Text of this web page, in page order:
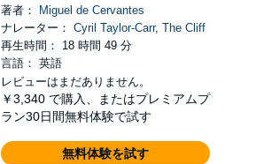
著者：
Miguel de Cervantes
ナレーター： Cyril Taylor-Carr, The Cliff
再生時間： 18 時間 49 分
言語： 英語
レビューはまだありません。
￥3,340 で購入、またはプレミアムプ
ラン30日間無料体験で試す
無料体験を試す